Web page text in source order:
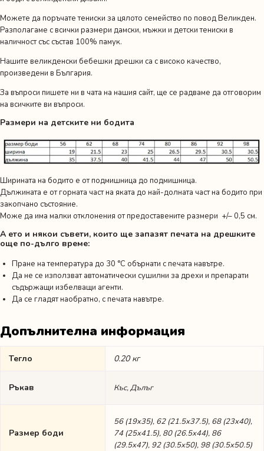
Можете да поръчатетениски за цялото семейство по повод Великден.
Разполагаме с всички размери дамски, мъжки и детски тениски в
наличност със състав 100% памук.
Нашите великденски бебешки дрешки са с високо качество,
произведени в България.
За въпроси пишете ни в чата на нашия сайт, ще се радваме да отговорим
на всичките ви въпроси.
Размери на детските ни бодита
Ширината на бодито е от подмишница до подмишница.
Дължината е от горната част на яката до най-долната част на бодито при
закопчано състояние.
Може да има малки отклонения от предоставените размери +/– 0,5 см.
А ето и някои съвети, които ще запазят печата на дрешките
още по-дълго време:
Пране на температура до 30 °C обърнати с печата навътре.
Да не се използват автоматически сушилни за дрехи и препарати
съдържащи избелващи агенти.
Да се гладят наобратно, с печата навътре.
Допълнителна информация
Тегло 0.20 кг
Ръкав Къс, Дълъг
Размер боди
56 (19х35), 62 (21.5х37.5), 68 (23х40),
74 (25х41.5), 80 (26.5х44), 86
(29.5х47), 92 (30.5х50), 98 (30.5х50.5)